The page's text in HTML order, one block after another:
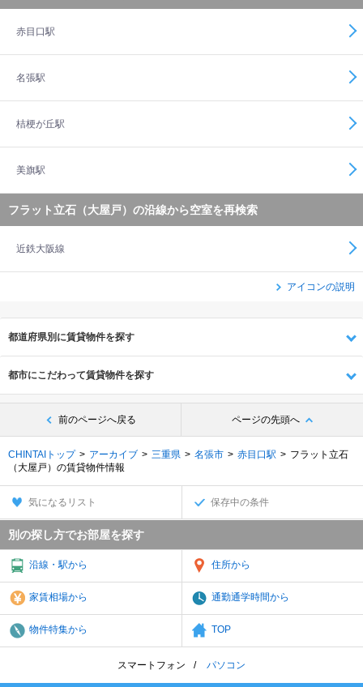
赤目口駅
名張駅
桔梗が丘駅
美旗駅
フラット立石（大屋戸）の沿線から空室を再検索
近鉄大阪線
アイコンの説明
都道府県別に賃貸物件を探す
都市にこだわって賃貸物件を探す
前のページへ戻る ページの先頭へ
CHINTAIトップ アーカイブ 三重県 名張市 赤目口駅
フラット立石
（大屋戸）の賃貸物件情報
気になるリスト 保存中の条件
別の探し方でお部屋を探す
沿線・駅から 住所から
家賃相場から 通勤通学時間から
物件特集から TOP
スマートフォン パソコン